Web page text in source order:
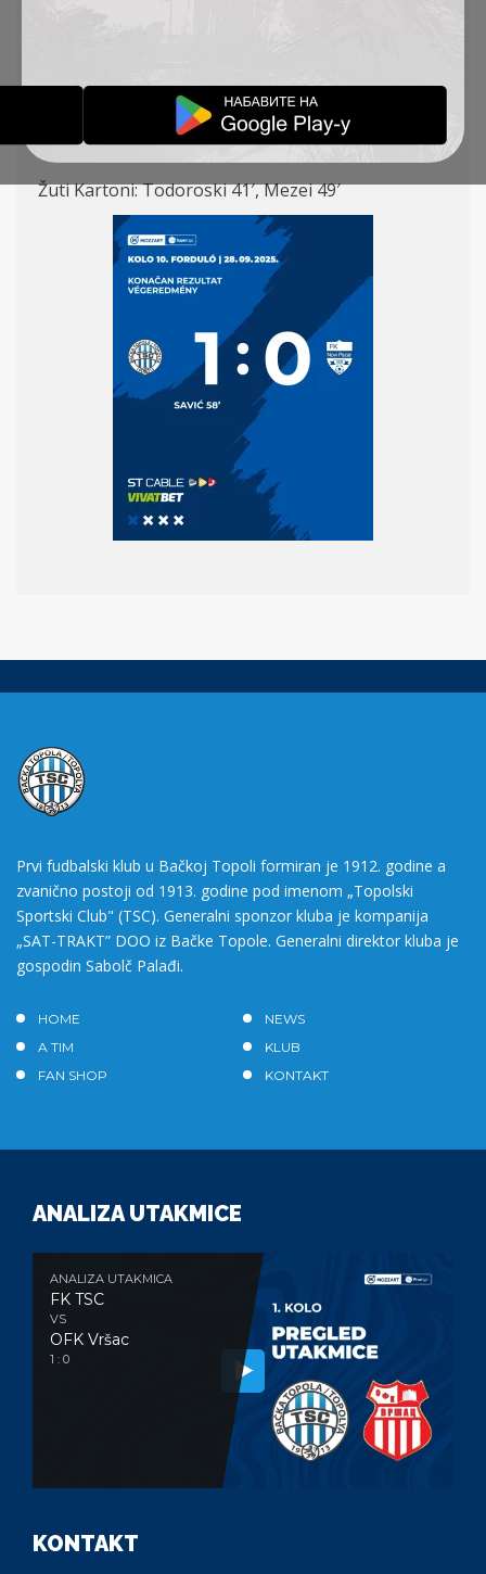
(Radin 89′) – Savić, Todoroski (Sa. Jovanović 75′) –
Strelac: Savić 58′
Žuti Kartoni: Todoroski 41′, Mezei 49′
Prvi fudbalski klub u Bačkoj Topoli formiran je 1912. godine a
zvanično postoji od 1913. godine pod imenom „Topolski
Sportski Club" (TSC). Generalni sponzor kluba je kompanija
„SAT-TRAKT” DOO iz Bačke Topole. Generalni direktor kluba je
gospodin Sabolč Palađi.
HOME
NEWS
A TIM
KLUB
FAN SHOP
KONTAKT
ANALIZA UTAKMICE
ANALIZA UTAKMICA
FK TSC
VS
OFK Vršac
1 : 0
KONTAKT